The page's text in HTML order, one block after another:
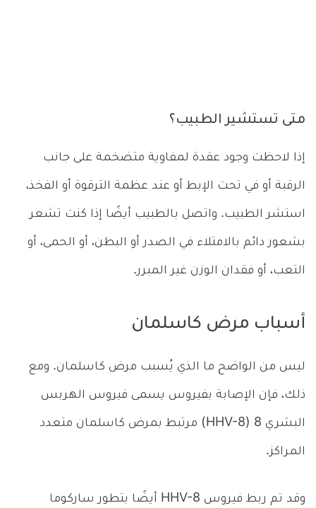
متى تستشير الطبيب؟
إذا لاحظت وجود عقدة لمفاوية متضخمة على جانب
الرقبة أو في تحت الإبط أو عند عظمة الترقوة أو الفخذ،
استشر الطبيب. واتصل بالطبيب أيضًا إذا كنت تشعر
بشعور دائم بالامتلاء في الصدر أو البطن، أو الحمى، أو
التعب، أو فقدان الوزن غير المبرر.
أسباب مرض كاسلمان
ليس من الواضح ما الذي يُسبب مرض كاسلمان. ومع
ذلك، فإن الإصابة بفيروس يسمى فيروس الهربس
البشري 8 (HHV-8) مرتبط بمرض كاسلمان متعدد
المراكز.
وقد تم ربط فيروس HHV-8 أيضًا بتطور ساركوما